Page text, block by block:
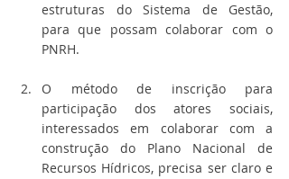
estruturas do Sistema de Gestão,
para que possam colaborar com o
PNRH.
O método de inscrição para
participação dos atores sociais,
interessados em colaborar com a
construção do Plano Nacional de
Recursos Hídricos, precisa ser claro e